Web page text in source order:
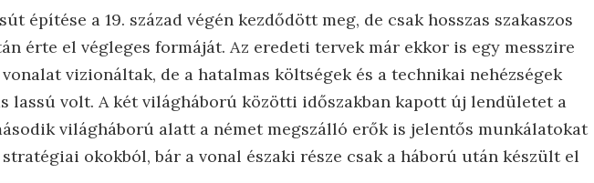
építése a 19. század végén kezdődött meg, de csak hosszas szakaszos
érte el végleges formáját. Az eredeti tervek már ekkor is egy messzire
vizionáltak, de a hatalmas költségek és a technikai nehézségek
lassú volt. A két világháború közötti időszakban kapott új lendületet a
világháború alatt a német megszálló erők is jelentős munkálatokat
okokból, bár a vonal északi része csak a háború után készült el